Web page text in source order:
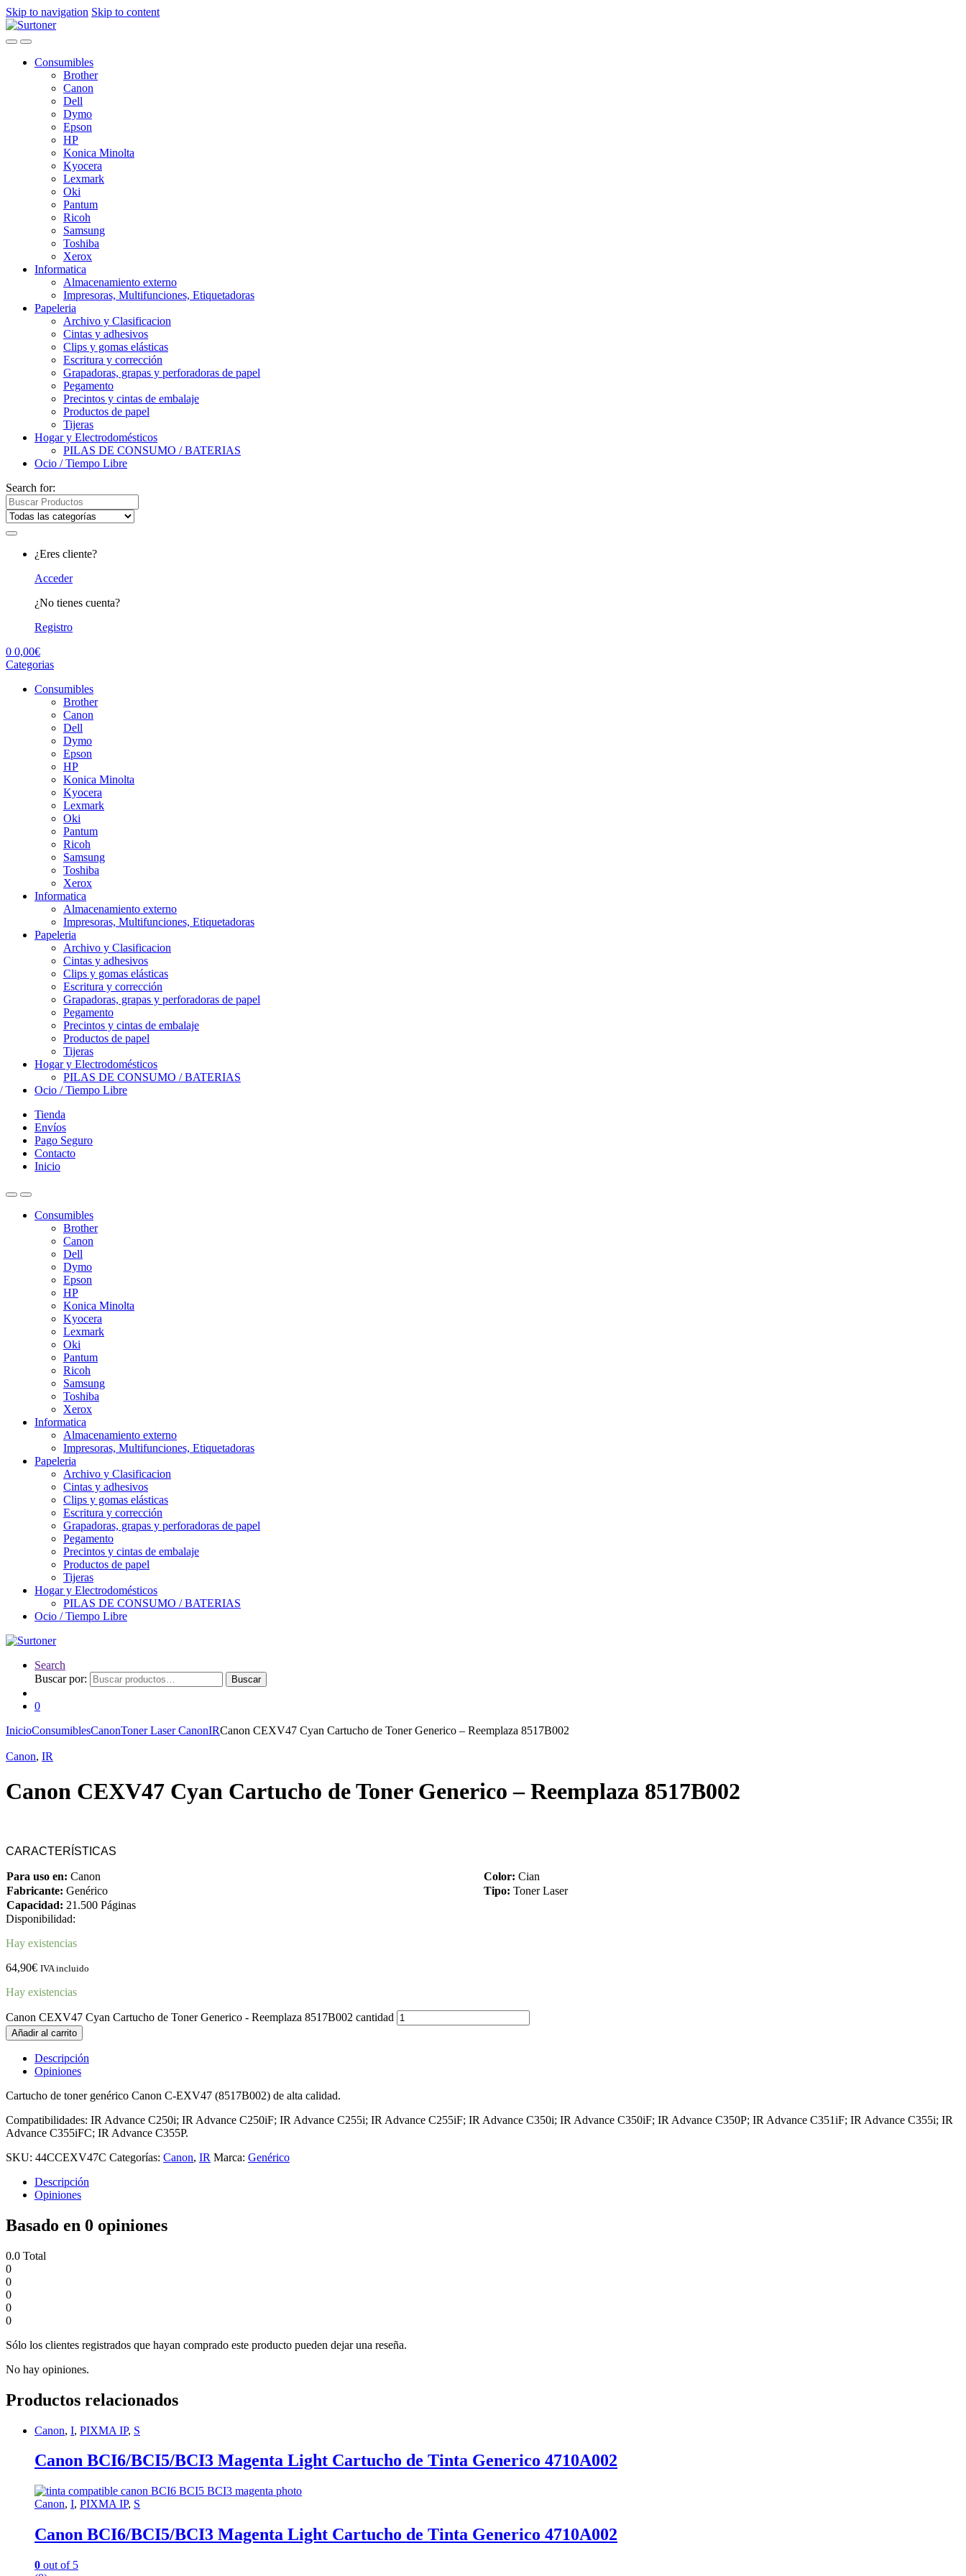
Skip to navigation Skip to content
Consumibles
Brother
Canon
Dell
Dymo
Epson
HP
Konica Minolta
Kyocera
Lexmark
Oki
Pantum
Ricoh
Samsung
Toshiba
Xerox
Informatica
Almacenamiento externo
Impresoras, Multifunciones, Etiquetadoras
Papeleria
Archivo y Clasificacion
Cintas y adhesivos
Clips y gomas elásticas
Escritura y corrección
Grapadoras, grapas y perforadoras de papel
Pegamento
Precintos y cintas de embalaje
Productos de papel
Tijeras
Hogar y Electrodomésticos
PILAS DE CONSUMO / BATERIAS
Ocio / Tiempo Libre
Search for:
¿Eres cliente?
Acceder
¿No tienes cuenta?
Registro
0 0,00€
Categorias
Consumibles
Brother
Canon
Dell
Dymo
Epson
HP
Konica Minolta
Kyocera
Lexmark
Oki
Pantum
Ricoh
Samsung
Toshiba
Xerox
Informatica
Almacenamiento externo
Impresoras, Multifunciones, Etiquetadoras
Papeleria
Archivo y Clasificacion
Cintas y adhesivos
Clips y gomas elásticas
Escritura y corrección
Grapadoras, grapas y perforadoras de papel
Pegamento
Precintos y cintas de embalaje
Productos de papel
Tijeras
Hogar y Electrodomésticos
PILAS DE CONSUMO / BATERIAS
Ocio / Tiempo Libre
Tienda
Envíos
Pago Seguro
Contacto
Inicio
Consumibles
Brother
Canon
Dell
Dymo
Epson
HP
Konica Minolta
Kyocera
Lexmark
Oki
Pantum
Ricoh
Samsung
Toshiba
Xerox
Informatica
Almacenamiento externo
Impresoras, Multifunciones, Etiquetadoras
Papeleria
Archivo y Clasificacion
Cintas y adhesivos
Clips y gomas elásticas
Escritura y corrección
Grapadoras, grapas y perforadoras de papel
Pegamento
Precintos y cintas de embalaje
Productos de papel
Tijeras
Hogar y Electrodomésticos
PILAS DE CONSUMO / BATERIAS
Ocio / Tiempo Libre
Search
Buscar por:
Buscar
0
InicioConsumiblesCanonToner Laser CanonIRCanon CEXV47 Cyan Cartucho de Toner Generico – Reemplaza 8517B002
Canon, IR
Canon CEXV47 Cyan Cartucho de Toner Generico – Reemplaza 8517B002
CARACTERÍSTICAS
Para uso en: Canon Color: Cian
Fabricante: Genérico Tipo: Toner Laser
Capacidad: 21.500 Páginas
Disponibilidad:
Hay existencias
64,90€ IVA incluido
Hay existencias
Canon CEXV47 Cyan Cartucho de Toner Generico - Reemplaza 8517B002 cantidad
Añadir al carrito
Descripción
Opiniones
Cartucho de toner genérico Canon C-EXV47 (8517B002) de alta calidad.
Compatibilidades: IR Advance C250i; IR Advance C250iF; IR Advance C255i; IR Advance C255iF; IR Advance C350i; IR Advance C350iF; IR Advance C350P; IR Advance C351iF; IR Advance C355i; IR
Advance C355iFC; IR Advance C355P.
SKU: 44CCEXV47C Categorías: Canon, IR Marca: Genérico
Descripción
Opiniones
Basado en 0 opiniones
0.0 Total
0
0
0
0
0
Sólo los clientes registrados que hayan comprado este producto pueden dejar una reseña.
No hay opiniones.
Productos relacionados
Canon, I, PIXMA IP, S
Canon BCI6/BCI5/BCI3 Magenta Light Cartucho de Tinta Generico 4710A002
Canon, I, PIXMA IP, S
Canon BCI6/BCI5/BCI3 Magenta Light Cartucho de Tinta Generico 4710A002
0 out of 5